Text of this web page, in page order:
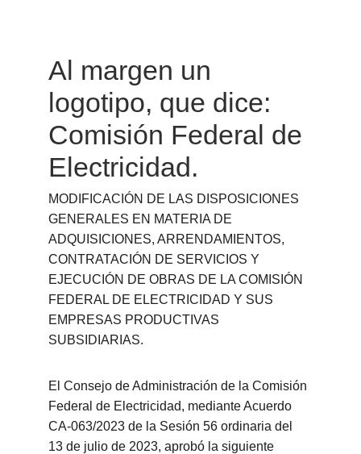
Al margen un
logotipo, que dice:
Comisión Federal de
Electricidad.
MODIFICACIÓN DE LAS DISPOSICIONES
GENERALES EN MATERIA DE
ADQUISICIONES, ARRENDAMIENTOS,
CONTRATACIÓN DE SERVICIOS Y
EJECUCIÓN DE OBRAS DE LA COMISIÓN
FEDERAL DE ELECTRICIDAD Y SUS
EMPRESAS PRODUCTIVAS
SUBSIDIARIAS.
El Consejo de Administración de la Comisión
Federal de Electricidad, mediante Acuerdo
CA-063/2023 de la Sesión 56 ordinaria del
13 de julio de 2023, aprobó la siguiente